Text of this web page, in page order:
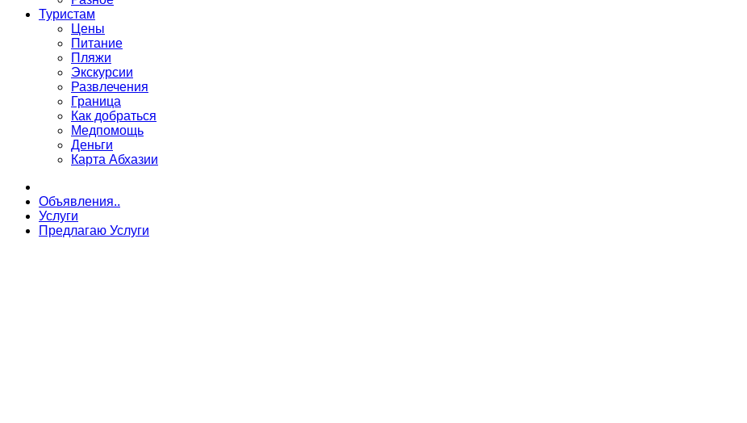
Туристам
Цены
Питание
Пляжи
Экскурсии
Развлечения
Граница
Как добраться
Медпомощь
Деньги
Карта Абхазии
Объявления..
Услуги
Предлагаю Услуги